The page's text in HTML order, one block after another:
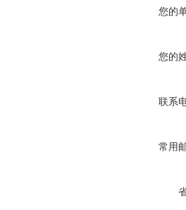
您的
您的
联系
常用